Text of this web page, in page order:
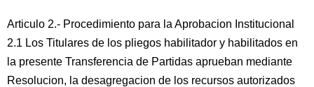
Articulo 2.- Procedimiento para la Aprobacion Institucional
2.1 Los Titulares de los pliegos habilitador y habilitados en
la presente Transferencia de Partidas aprueban mediante
Resolucion, la desagregacion de los recursos autorizados